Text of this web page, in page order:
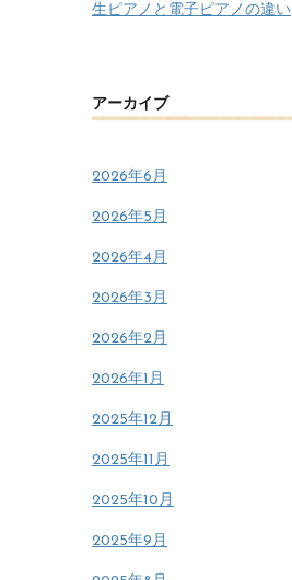
生ピアノと電子ピアノの違い
アーカイブ
2026年6月
2026年5月
2026年4月
2026年3月
2026年2月
2026年1月
2025年12月
2025年11月
2025年10月
2025年9月